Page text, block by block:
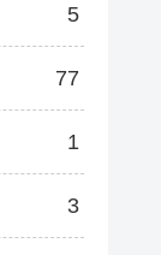
5
77
1
3